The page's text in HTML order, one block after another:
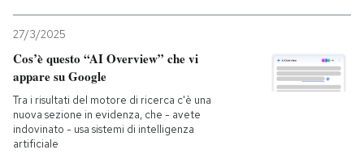
27/3/2025
Cos’è questo “AI Overview” che vi
appare su Google
Tra i risultati del motore di ricerca c'è una
nuova sezione in evidenza, che - avete
indovinato - usa sistemi di intelligenza
artificiale